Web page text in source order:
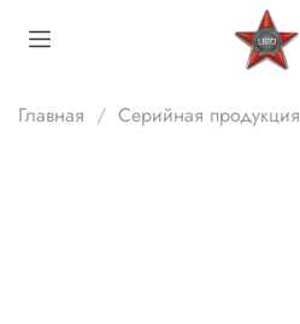
Главная Серийная продукция